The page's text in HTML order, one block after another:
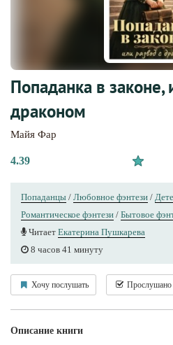
Попаданка в законе,
драконом
Майя Фар
4.39
Попаданцы / Любовное фэнтези /
Романтическое фэнтези / Бытовое
Читает Екатерина Пушкарева
8 часов 41 минуту
Хочу послушать Прослушано
Описание книги